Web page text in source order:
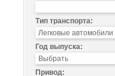
Тип транспорта:
Год выпуска:
Привод: